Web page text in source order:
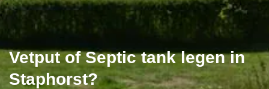
Vetput of Septic tank legen in
Staphorst?